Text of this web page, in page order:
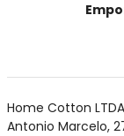
Home Cotton
Antonio Marcelo,